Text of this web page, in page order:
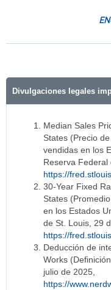
Divulgaciones legales
Median Sales
States (Precio
vendidas en los
Reserva Federal
https://
30-Year Fixed
States
en los Estados
de St. Louis, 29
https://
Deducción de
Works
julio de 2025,
https://